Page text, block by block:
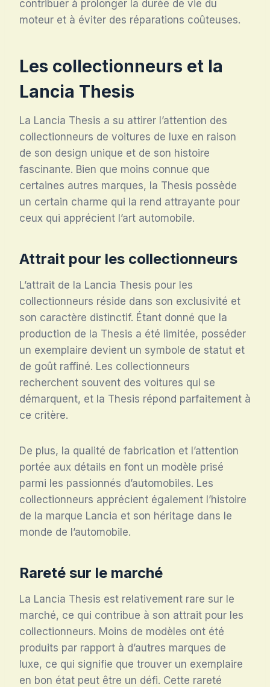
contribuer à prolonger la durée de vie du
moteur et à éviter des réparations coûteuses.
Les collectionneurs et la
Lancia Thesis
La Lancia Thesis a su attirer l’attention des
collectionneurs de voitures de luxe en raison
de son design unique et de son histoire
fascinante. Bien que moins connue que
certaines autres marques, la Thesis possède
un certain charme qui la rend attrayante pour
ceux qui apprécient l’art automobile.
Attrait pour les collectionneurs
L’attrait de la Lancia Thesis pour les
collectionneurs réside dans son exclusivité et
son caractère distinctif. Étant donné que la
production de la Thesis a été limitée, posséder
un exemplaire devient un symbole de statut et
de goût raffiné. Les collectionneurs
recherchent souvent des voitures qui se
démarquent, et la Thesis répond parfaitement à
ce critère.
De plus, la qualité de fabrication et l’attention
portée aux détails en font un modèle prisé
parmi les passionnés d’automobiles. Les
collectionneurs apprécient également l’histoire
de la marque Lancia et son héritage dans le
monde de l’automobile.
Rareté sur le marché
La Lancia Thesis est relativement rare sur le
marché, ce qui contribue à son attrait pour les
collectionneurs. Moins de modèles ont été
produits par rapport à d’autres marques de
luxe, ce qui signifie que trouver un exemplaire
en bon état peut être un défi. Cette rareté